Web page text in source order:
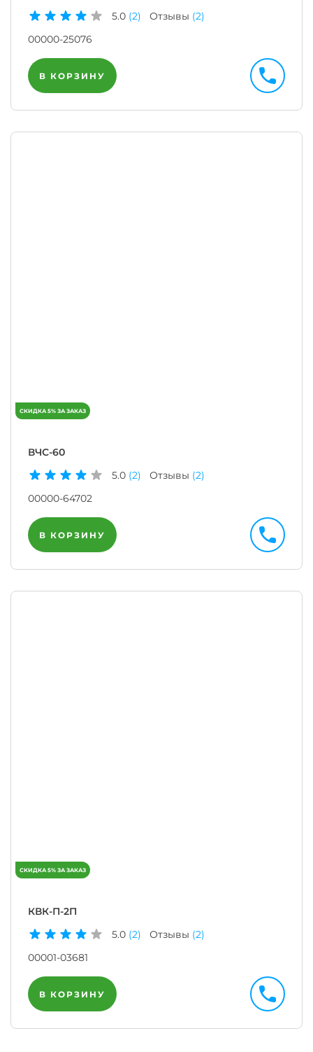
5.0 (2) Отзывы (2)
00000-25076
В КОРЗИНУ
ВЧС-60
5.0 (2) Отзывы (2)
00000-64702
В КОРЗИНУ
КВК-П-2П
5.0 (2) Отзывы (2)
00001-03681
В КОРЗИНУ